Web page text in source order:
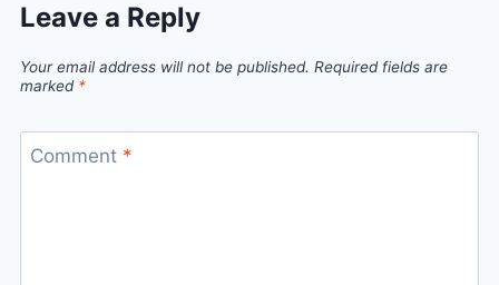
Leave a Reply
Your email address will not be published. Required fields are
marked *
Comment *